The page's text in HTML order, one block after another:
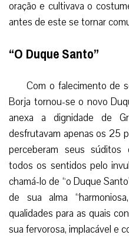
oração e cultivava o
antes de este se tornar
“O Duque Santo”
Com o falecimento de
Borja tornou-se o novo
anexa a dignidade de
desfrutavam apenas os 25
perceberam seus súditos
todos os sentidos pelo
chamá-lo de “o Duque
de sua alma
qualidades para as quais
sua fervorosa, implacável e